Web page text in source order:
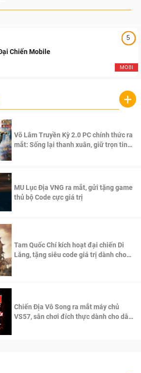
5
MOBI
Chiến Mobile
+
Võ Lâm Truyền Kỳ 2.0 PC chính thức ra
mắt: Sống lại thanh xuân, giữ trọn tinh
MU Lục Địa VNG ra mắt, gửi tặng game
thủ bộ Code cực giá trị
Tam Quốc Chí kích hoạt đại chiến Di
Lăng, tặng siêu code giá trị dành cho
Chiến Địa Vô Song ra mắt máy chủ
VS57, sân chơi đích thực dành cho dân